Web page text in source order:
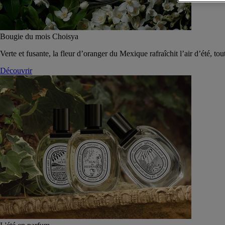
Bougie du mois Choisya
Verte et fusante, la fleur d’oranger du Mexique rafraîchit l’air d’été,
Découvrir